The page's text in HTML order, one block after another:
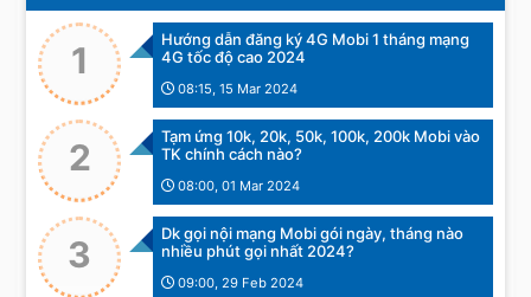
1
Hướng dẫn đăng ký 4G Mobi 1 tháng mạng
4G tốc độ cao 2024
08:15, 15 Mar 2024
2
Tạm ứng 10k, 20k, 50k, 100k, 200k Mobi vào
TK chính cách nào?
08:00, 01 Mar 2024
3
Dk gọi nội mạng Mobi gói ngày, tháng nào
nhiều phút gọi nhất 2024?
09:00, 29 Feb 2024